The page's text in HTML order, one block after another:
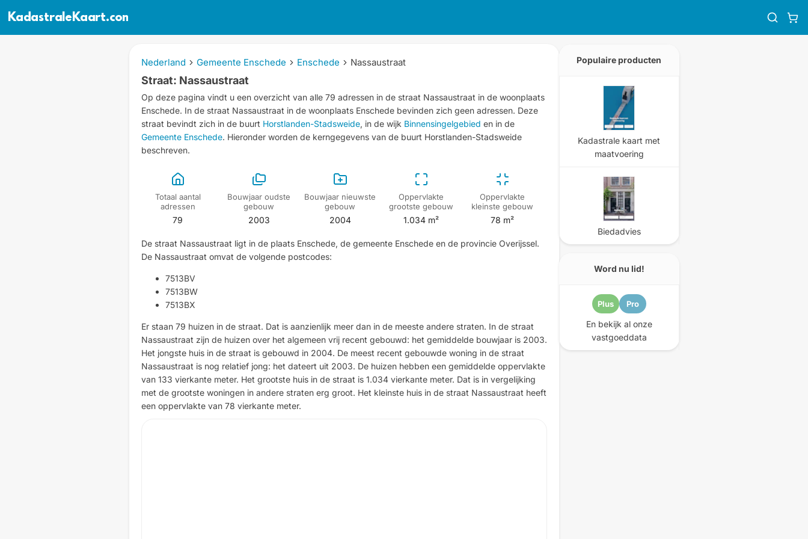
KadastraleKaart.com
Nederland Gemeente Enschede Enschede Nassaustraat
Straat: Nassaustraat
Op deze pagina vindt u een overzicht van alle 79 adressen in de straat Nassaustraat in de woonplaats
Enschede. In de straat Nassaustraat in de woonplaats Enschede bevinden zich geen adressen. Deze
straat bevindt zich in de buurt Horstlanden-Stadsweide, in de wijk Binnensingelgebied en in de
Gemeente Enschede. Hieronder worden de kerngegevens van de buurt Horstlanden-Stadsweide
beschreven.
Totaal aantal
adressen
79
Bouwjaar oudste
gebouw
2003
Bouwjaar nieuwste
gebouw
2004
Oppervlakte
grootste gebouw
1.034 m²
Oppervlakte
kleinste gebouw
78 m²
De straat Nassaustraat ligt in de plaats Enschede, de gemeente Enschede en de provincie Overijssel.
De Nassaustraat omvat de volgende postcodes:
7513BV
7513BW
7513BX
Er staan 79 huizen in de straat. Dat is aanzienlijk meer dan in de meeste andere straten. In de straat
Nassaustraat zijn de huizen over het algemeen vrij recent gebouwd: het gemiddelde bouwjaar is 2003.
Het jongste huis in de straat is gebouwd in 2004. De meest recent gebouwde woning in de straat
Nassaustraat is nog relatief jong: het dateert uit 2003. De huizen hebben een gemiddelde oppervlakte
van 133 vierkante meter. Het grootste huis in de straat is 1.034 vierkante meter. Dat is in vergelijking
met de grootste woningen in andere straten erg groot. Het kleinste huis in de straat Nassaustraat heeft
een oppervlakte van 78 vierkante meter.
Populaire producten
Kadastrale kaart met
maatvoering
Biedadvies
Word nu lid!
Plus Pro
En bekijk al onze
vastgoeddata